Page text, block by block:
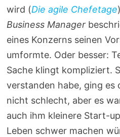
wird (Die agile Chefetage
Business Manager
eines Konzerns seinen
umformte. Oder besser:
Sache klingt kompliziert.
verstanden habe, ging es
nicht schlecht, aber es
auch ihm kleinere Start-
Leben schwer machen